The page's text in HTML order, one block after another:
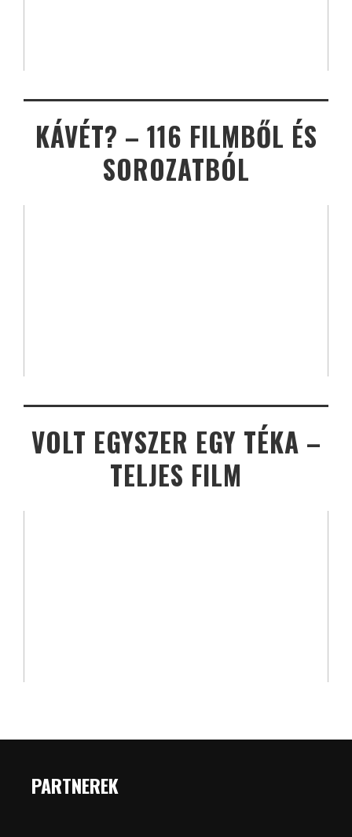
KÁVÉT? – 116 FILMBŐL ÉS
SOROZATBÓL
VOLT EGYSZER EGY TÉKA –
TELJES FILM
PARTNEREK